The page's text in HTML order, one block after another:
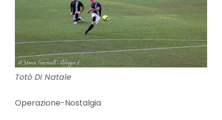
Totò Di Natale
Operazione-Nostalgia